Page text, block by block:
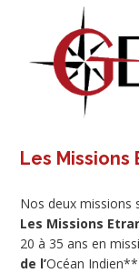
Les Missions
Nos deux missions
Les Missions
20 à 35 ans en
de l’Océan